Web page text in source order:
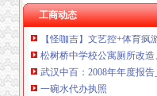
工商动态
【怪咖吉】文艺控+体育疯
松树桥中学校公寓厕所改造
武汉中百：2008年年度报
一碗水代办执照
【法律知识】中介不退租房
南方院页、南方院公司名录